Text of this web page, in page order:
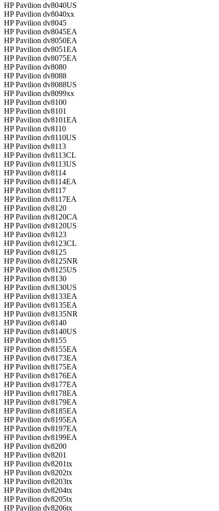
HP Pavilion dv8040US
HP Pavilion dv8040xx
HP Pavilion dv8045
HP Pavilion dv8045EA
HP Pavilion dv8050EA
HP Pavilion dv8051EA
HP Pavilion dv8075EA
HP Pavilion dv8080
HP Pavilion dv8088
HP Pavilion dv8088US
HP Pavilion dv8099xx
HP Pavilion dv8100
HP Pavilion dv8101
HP Pavilion dv8101EA
HP Pavilion dv8110
HP Pavilion dv8110US
HP Pavilion dv8113
HP Pavilion dv8113CL
HP Pavilion dv8113US
HP Pavilion dv8114
HP Pavilion dv8114EA
HP Pavilion dv8117
HP Pavilion dv8117EA
HP Pavilion dv8120
HP Pavilion dv8120CA
HP Pavilion dv8120US
HP Pavilion dv8123
HP Pavilion dv8123CL
HP Pavilion dv8125
HP Pavilion dv8125NR
HP Pavilion dv8125US
HP Pavilion dv8130
HP Pavilion dv8130US
HP Pavilion dv8133EA
HP Pavilion dv8135EA
HP Pavilion dv8135NR
HP Pavilion dv8140
HP Pavilion dv8140US
HP Pavilion dv8155
HP Pavilion dv8155EA
HP Pavilion dv8173EA
HP Pavilion dv8175EA
HP Pavilion dv8176EA
HP Pavilion dv8177EA
HP Pavilion dv8178EA
HP Pavilion dv8179EA
HP Pavilion dv8185EA
HP Pavilion dv8195EA
HP Pavilion dv8197EA
HP Pavilion dv8199EA
HP Pavilion dv8200
HP Pavilion dv8201
HP Pavilion dv8201tx
HP Pavilion dv8202tx
HP Pavilion dv8203tx
HP Pavilion dv8204tx
HP Pavilion dv8205tx
HP Pavilion dv8206tx